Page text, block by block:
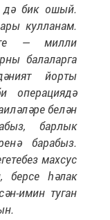
дә бик ошый.
кулланам.
— милли
балаларга
йорты
операциядә
белән
барлык
барабыз.
махсус
берсе һәлак
имин туган